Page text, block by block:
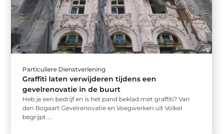
Particuliere Dienstverlening
Graffiti laten verwijderen tijdens een
gevelrenovatie in de buurt
Heb je een bedrijf en is het pand beklad met graffiti? Van
den Bogaart Gevelrenovatie en Voegwerken uit Volkel
begrijpt ...